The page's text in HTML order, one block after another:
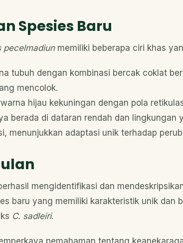
Spesies Baru
pecelmadiunmemiliki beberapa ciri khas
tubuh dengan kombinasi bercak coklat
mencolok.
hijau kekuningan dengan pola
berada di dataran rendah dan lingkungan
menunjukkan adaptasi unik terhadap
mengidentifikasi dan
baru yang memiliki karakteristik unik dan
C. sadleiri.
pemahaman tentang